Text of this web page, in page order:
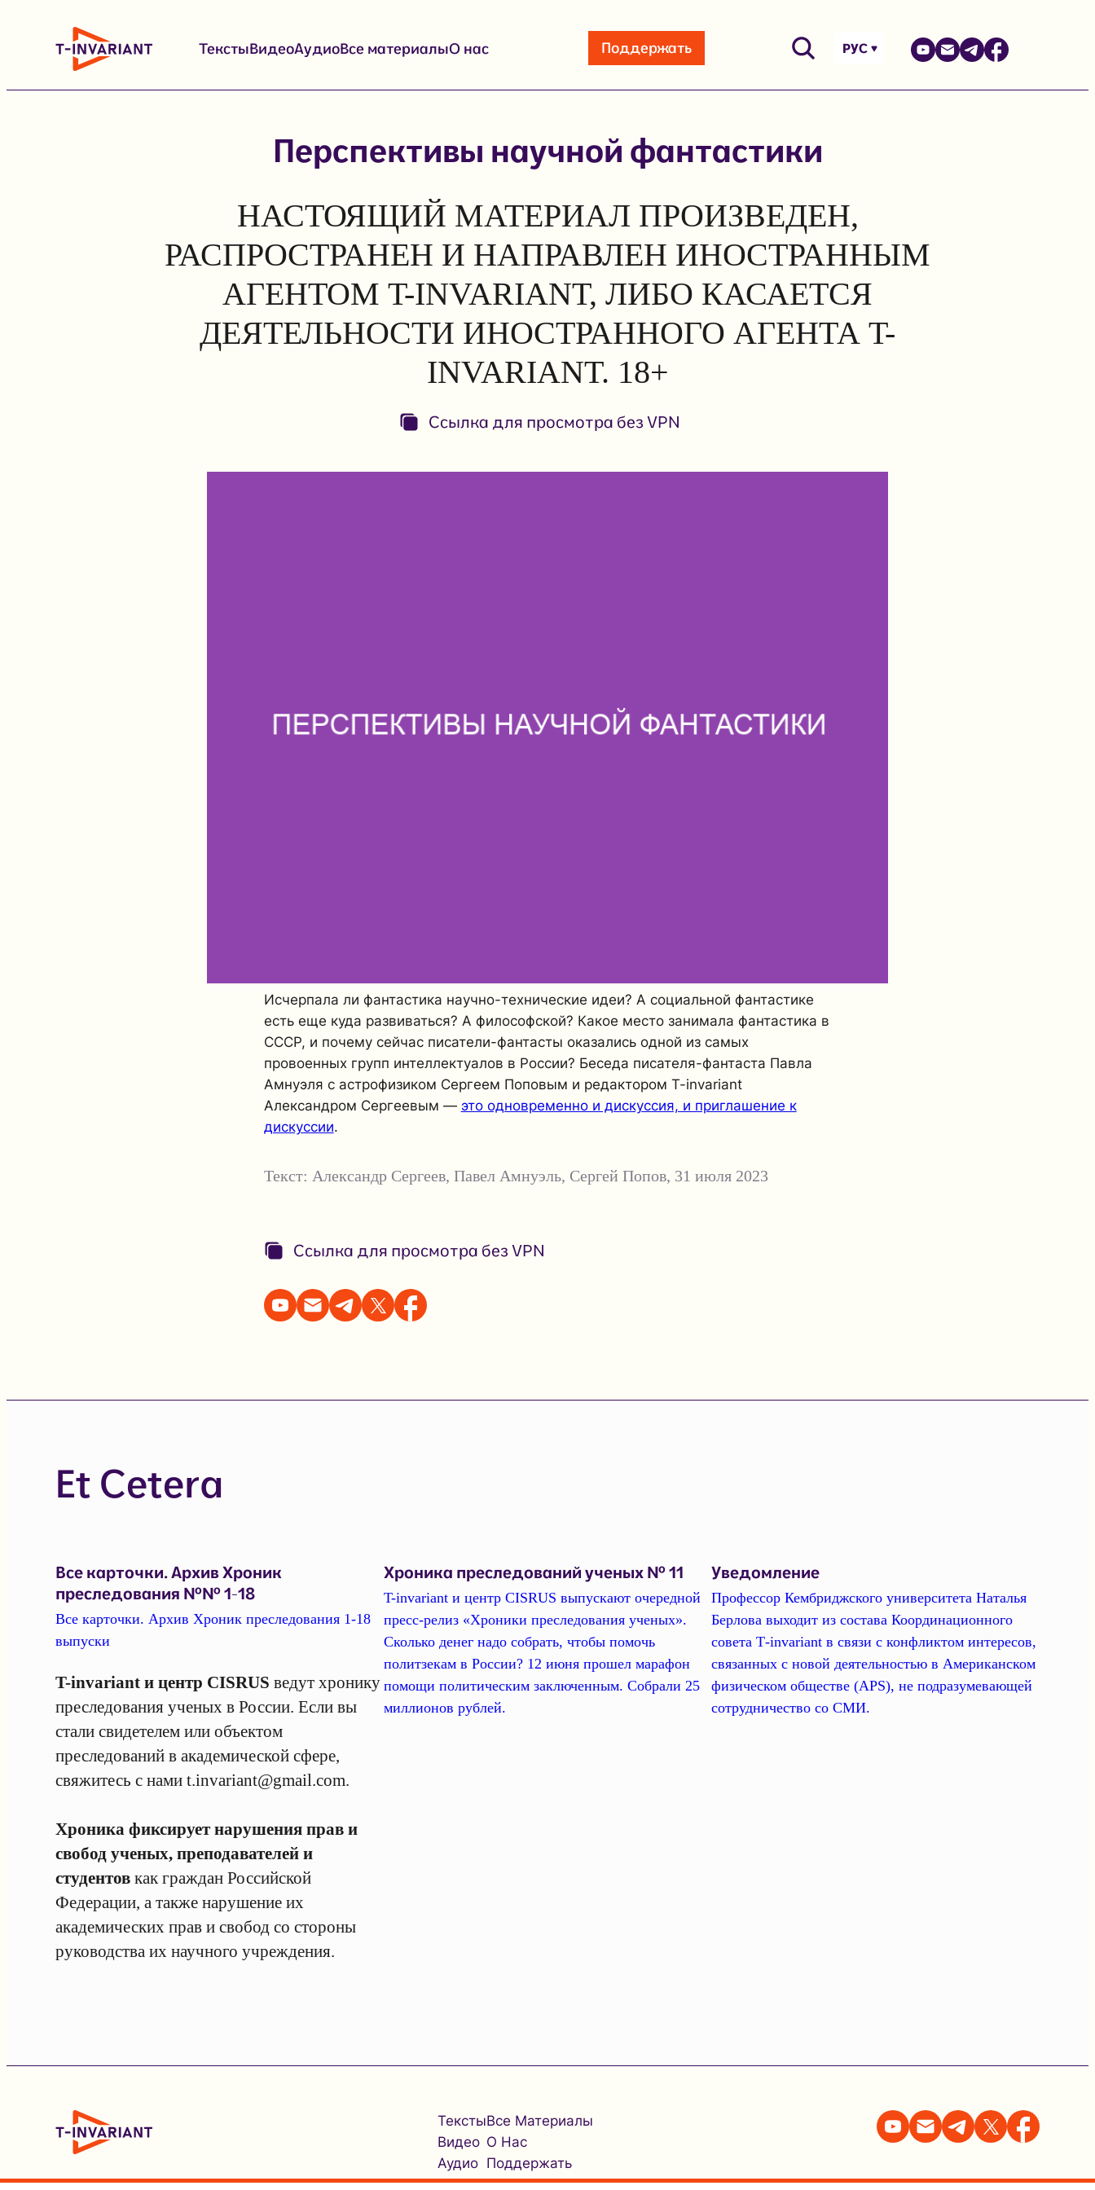
содержимому
ТекстыВидеоАудиоВсе материалыО нас Поддержать РУС
Перспективы научной фантастики
НАСТОЯЩИЙ МАТЕРИАЛ ПРОИЗВЕДЕН,
РАСПРОСТРАНЕН И НАПРАВЛЕН ИНОСТРАННЫМ
АГЕНТОМ T-INVARIANT, ЛИБО КАСАЕТСЯ
ДЕЯТЕЛЬНОСТИ ИНОСТРАННОГО АГЕНТА T-
INVARIANT. 18+
Ссылка для просмотра без VPN
Исчерпала ли фантастика научно-технические идеи? А социальной фантастике
есть еще куда развиваться? А философской? Какое место занимала фантастика в
СССР, и почему сейчас писатели-фантасты оказались одной из самых
провоенных групп интеллектуалов в России? Беседа писателя-фантаста Павла
Амнуэля с астрофизиком Сергеем Поповым и редактором T-invariant
Александром Сергеевым — это одновременно и дискуссия, и приглашение к
дискуссии.
Текст: Александр Сергеев, Павел Амнуэль, Сергей Попов, 31 июля 2023
Ссылка для просмотра без VPN
Et Cetera
Все карточки. Архив Хроник
преследования №№ 1-18
Все карточки. Архив Хроник преследования 1-18
выпуски
T-invariant и центр CISRUS ведут хронику
преследования ученых в России. Если вы
стали свидетелем или объектом
преследований в академической сфере,
свяжитесь с намиt.invariant@gmail.com.
Хроника фиксирует нарушения прав и
свобод ученых, преподавателей и
студентов как граждан Российской
Федерации, а также нарушение их
академических прав и свобод со стороны
руководства их научного учреждения.
Хроника преследований ученых № 11
T-invariant и центр CISRUS выпускают очередной
пресс-релиз «Хроники преследования ученых».
Сколько денег надо собрать, чтобы помочь
политзекам в России? 12 июня прошел марафон
помощи политическим заключенным. Собрали 25
миллионов рублей.
Уведомление
Профессор Кембриджского университета Наталья
Берлова выходит из состава Координационного
совета Т-invariant в связи с конфликтом интересов,
связанных с новой деятельностью в Американском
физическом обществе (APS), не подразумевающей
сотрудничество со СМИ.
Тексты
Видео
Аудио
Все Материалы
О Нас
Поддержать